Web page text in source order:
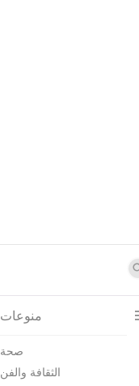
منوعات
صحة
الثقافة والفن